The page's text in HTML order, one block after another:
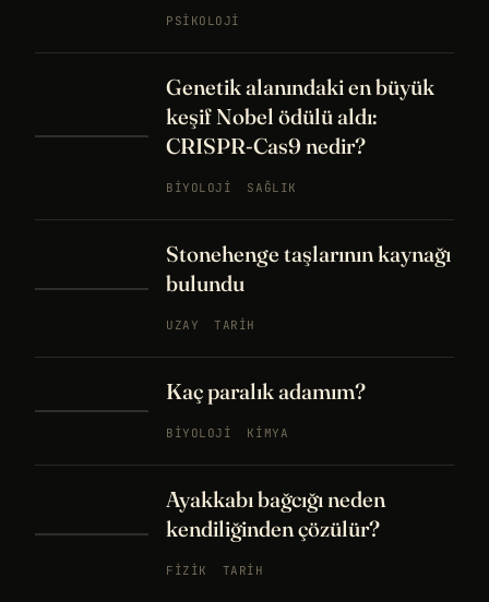
PSIKOLOJI
Genetik alanındaki en büyük
keşif Nobel ödülü aldı:
CRISPR-Cas9 nedir?
BIYOLOJI SAĞLIK
Stonehenge taşlarının kaynağı
bulundu
UZAY TARIH
Kaç paralık adamım?
BIYOLOJI KIMYA
Ayakkabı bağcığı neden
kendiliğinden çözülür?
FIZIK TARIH